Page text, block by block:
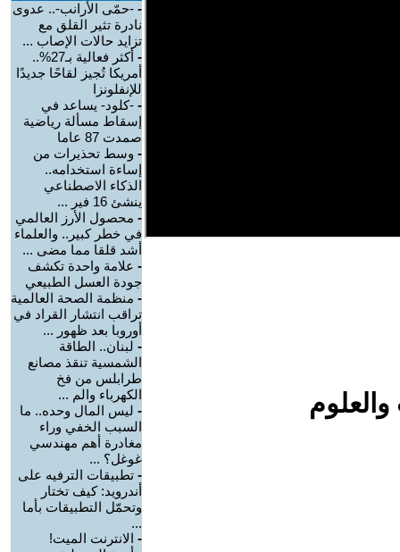
- -حمّى الأرانب-.. عدوى
نادرة تثير القلق مع
تزايد حالات الإصاب ...
-
أكثر فعالية بـ27%..
أمريكا تُجيز لقاحًا جديدًا
للإنفلونزا
- -كلود- يساعد في
إسقاط مسألة رياضية
صمدت 87 عاما
- وسط تحذيرات من
إساءة استخدامه..
الذكاء الاصطناعي
ينشئ 16 فير ...
- محصول الأرز العالمي
في خطر كبير.. والعلماء
أشد قلقا مما مضى ...
- علامة واحدة تكشف
جودة العسل الطبيعي
- منظمة الصحة العالمية
تراقب انتشار القراد في
أوروبا بعد ظهور ...
- لبنان.. الطاقة
الشمسية تنقذ مصانع
طرابلس من فخ
الكهرباء والم ...
- ليس المال وحده.. ما
السبب الخفي وراء
مغادرة أهم مهندسي
غوغل؟ ...
- تطبيقات الترفيه على
أندرويد: كيف تختار
وتحمّل التطبيقات بأما
...
- الانترنت الميت!